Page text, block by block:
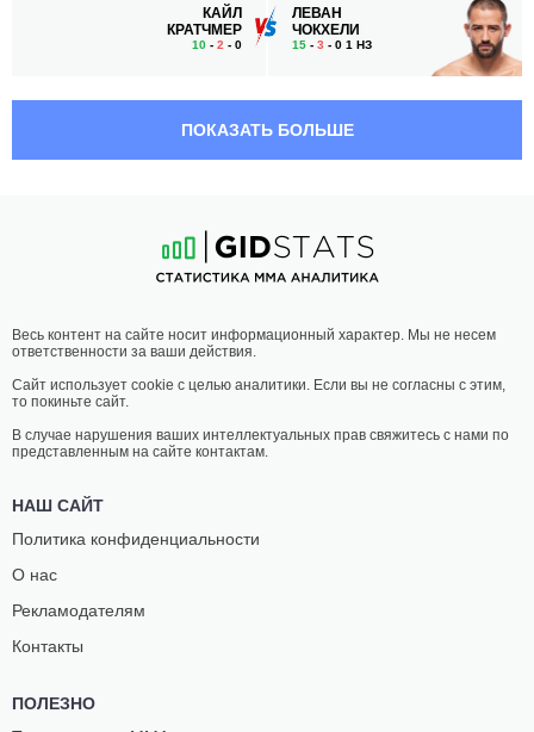
КАЙЛ
КРАТЧМЕР
10 - 2 - 0
ЛЕВАН
ЧОКХЕЛИ
15 - 3 - 0 1 НЗ
БРЕННАН
9-1- 0
01:50 МСК
ПОЛУЛЕГКИЙ ВЕС 65.8 КГ
СКИБИЦКИ
ПОКАЗАТЬ БОЛЬШЕ
Весь контент на сайте носит информационный характер. Мы не несем
ответственности за ваши действия.
Сайт использует cookie с целью аналитики. Если вы не согласны с этим,
то покиньте сайт.
В случае нарушения ваших интеллектуальных прав свяжитесь с нами по
представленным на сайте контактам.
НАШ САЙТ
Политика конфиденциальности
О нас
Рекламодателям
Контакты
ПОЛЕЗНО